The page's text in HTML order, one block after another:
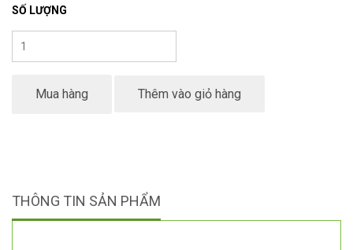
SỐ LƯỢNG
Mua hàng Thêm vào giỏ hàng
THÔNG TIN SẢN PHẨM